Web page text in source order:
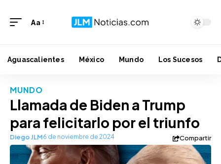
Aa
Aguascalientes México Mundo Los Sucesos
MUNDO
Llamada de Biden a Trump
para felicitarlo por el triunfo
Diego JLM6 de noviembre de 2024 Compartir